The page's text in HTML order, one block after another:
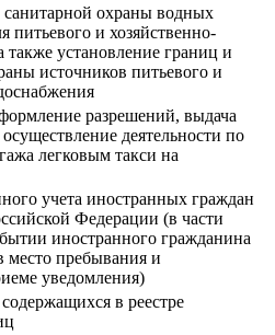
охраны водных
питьевого и хозяйственно-
установление границ и
источников питьевого и
разрешений, выдача
деятельности по
легковым такси на
учета иностранных граждан
Федерации (в части
иностранного гражданина
место пребывания и
уведомления)
в реестре